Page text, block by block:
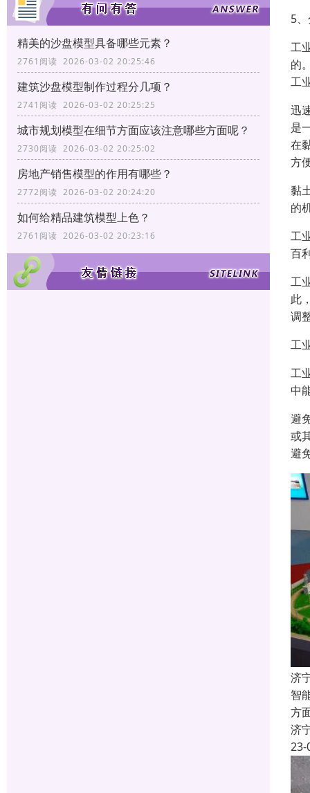
精美的沙盘模型具备哪些元素？
2761阅读 2026-03-02 20:25:46
建筑沙盘模型制作过程分几项？
2741阅读 2026-03-02 20:25:25
城市规划模型在细节方面应该注意哪些方面呢？
2730阅读 2026-03-02 20:25:02
房地产销售模型的作用有哪些？
2772阅读 2026-03-02 20:24:20
如何给精品建筑模型上色？
2761阅读 2026-03-02 20:23:16
5
工
的
工
迅
是
在
方
黏
的
工
百
工
此
调
工
工
中
避
或
避
济
智
方
济
23-